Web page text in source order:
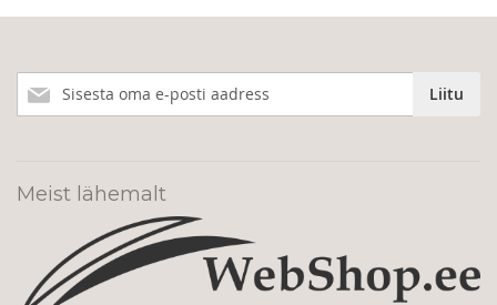
meie
Liitu
Meist lähemalt